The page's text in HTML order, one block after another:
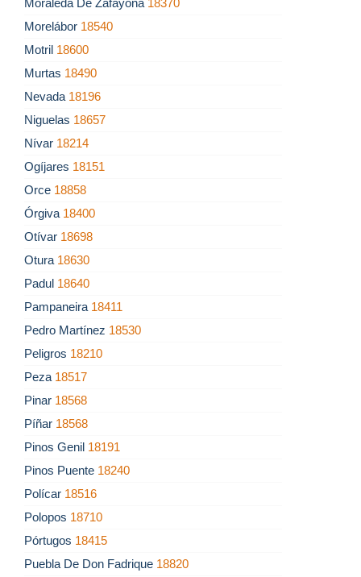
Moraleda De Zafayona 18370
Morelábor 18540
Motril 18600
Murtas 18490
Nevada 18196
Niguelas 18657
Nívar 18214
Ogíjares 18151
Orce 18858
Órgiva 18400
Otívar 18698
Otura 18630
Padul 18640
Pampaneira 18411
Pedro Martínez 18530
Peligros 18210
Peza 18517
Pinar 18568
Píñar 18568
Pinos Genil 18191
Pinos Puente 18240
Polícar 18516
Polopos 18710
Pórtugos 18415
Puebla De Don Fadrique 18820